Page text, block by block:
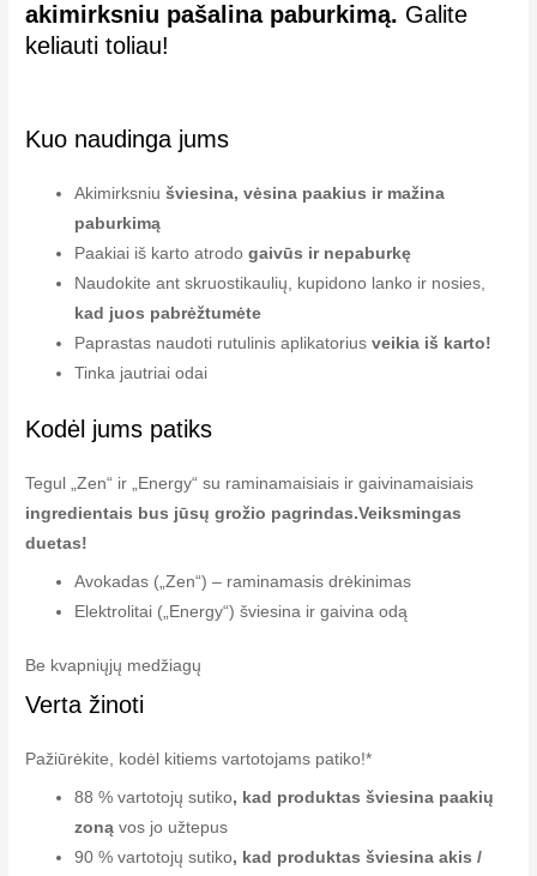
akimirksniu pašalina paburkimą. Galite
keliauti toliau!
Kuo naudinga jums
Akimirksniušviesina, vėsina paakius ir mažina
paburkimą
Paakiai iš karto atrodogaivūs ir nepaburkę
Naudokite ant skruostikaulių, kupidono lanko ir nosies,
kad juos pabrėžtumėte
Paprastas naudoti rutulinis aplikatoriusveikia iš karto!
Tinka jautriai odai
Kodėl jums patiks
Tegul „Zen“ ir „Energy“ su raminamaisiais ir gaivinamaisiais
ingredientais bus jūsų grožio pagrindas.Veiksmingas
duetas!
Avokadas („Zen“) – raminamasis drėkinimas
Elektrolitai („Energy“) šviesina ir gaivina odą
Be kvapniųjų medžiagų
Verta žinoti
Pažiūrėkite, kodėl kitiems vartotojams patiko!*
88 % vartotojų sutiko, kad produktas šviesina paakių
zoną vos jo užtepus
90 % vartotojų sutiko, kad produktas šviesina akis /